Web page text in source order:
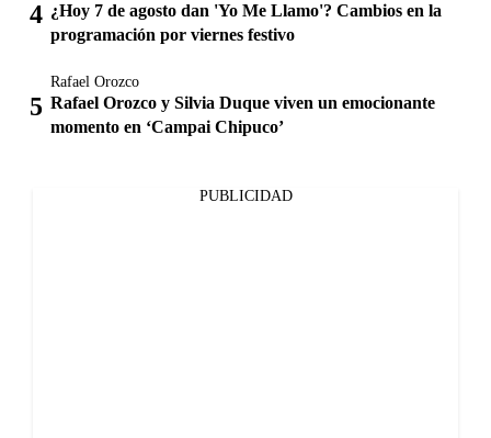
¿Hoy 7 de agosto dan 'Yo Me Llamo'? Cambios en la
programación por viernes festivo
Rafael Orozco
Rafael Orozco y Silvia Duque viven un emocionante
momento en ‘Campai Chipuco’
PUBLICIDAD